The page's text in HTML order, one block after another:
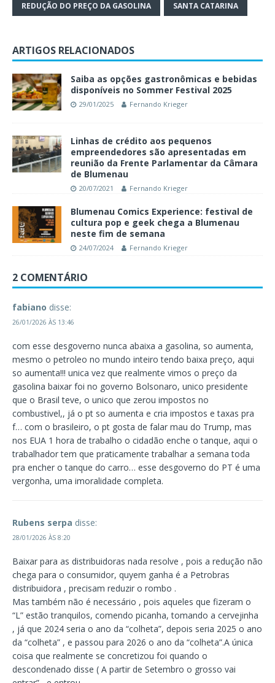
REDUÇÃO DO PREÇO DA GASOLINA SANTA CATARINA
ARTIGOS RELACIONADOS
Saiba as opções gastronômicas e bebidas
disponíveis no Sommer Festival 2025
29/01/2025 Fernando Krieger
Linhas de crédito aos pequenos
empreendedores são apresentadas em
reunião da Frente Parlamentar da Câmara
de Blumenau
20/07/2021 Fernando Krieger
Blumenau Comics Experience: festival de
cultura pop e geek chega a Blumenau
neste fim de semana
24/07/2024 Fernando Krieger
2 COMENTÁRIO
fabiano disse:
26/01/2026 ÀS 13:46
com esse desgoverno nunca abaixa a gasolina, so aumenta,
mesmo o petroleo no mundo inteiro tendo baixa preço, aqui
so aumenta!!! unica vez que realmente vimos o preço da
gasolina baixar foi no governo Bolsonaro, unico presidente
que o Brasil teve, o unico que zerou impostos no
combustivel,, já o pt so aumenta e cria impostos e taxas pra
f… com o brasileiro, o pt gosta de falar mau do Trump, mas
nos EUA 1 hora de trabalho o cidadão enche o tanque, aqui o
trabalhador tem que praticamente trabalhar a semana toda
pra encher o tanque do carro… esse desgoverno do PT é uma
vergonha, uma imoralidade completa.
Rubens serpa disse:
28/01/2026 ÀS 8:20
Baixar para as distribuidoras nada resolve , pois a redução não
chega para o consumidor, quyem ganha é a Petrobras
distribuidora , precisam reduzir o rombo .
Mas também não é necessário , pois aqueles que fizeram o
“L” estão tranquilos, comendo picanha, tomando a cervejinha
, já que 2024 seria o ano da “colheta”, depois seria 2025 o ano
da “colheta” , e passou para 2026 o ano da “colheta”.A única
coisa que realmente se concretizou foi quando o
descondenado disse ( A partir de Setembro o grosso vai